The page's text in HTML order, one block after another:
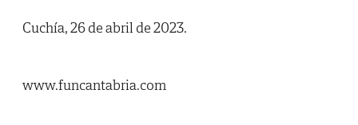
Cuchía, 26 de abril de 2023.
www.funcantabria.com